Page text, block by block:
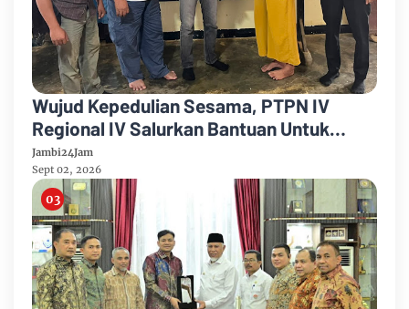
Wujud Kepedulian Sesama, PTPN IV
Regional IV Salurkan Bantuan Untuk
Pengobatan Putri Karyawan Pemanen
Jambi24Jam
Sept 02, 2026